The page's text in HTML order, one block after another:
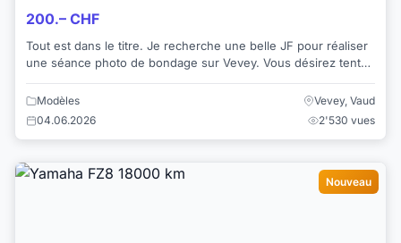
200.– CHF
Tout est dans le titre. Je recherche une belle JF pour réaliser
une séance photo de bondage sur Vevey. Vous désirez tenter
Modèles
Vevey, Vaud
04.06.2026
2'530 vues
Nouveau